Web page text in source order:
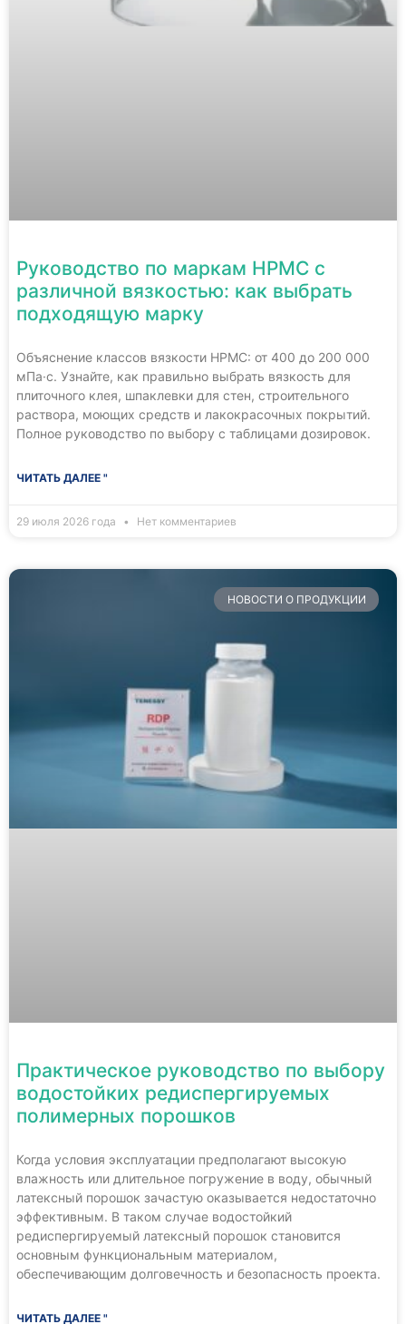
Руководство по маркам HPMC с
различной вязкостью: как выбрать
подходящую марку
Объяснение классов вязкости HPMC: от 400 до 200 000
мПа·с. Узнайте, как правильно выбрать вязкость для
плиточного клея, шпаклевки для стен, строительного
раствора, моющих средств и лакокрасочных покрытий.
Полное руководство по выбору с таблицами дозировок.
ЧИТАТЬ ДАЛЕЕ "
29 июля 2026 года Нет комментариев
НОВОСТИ О ПРОДУКЦИИ
Практическое руководство по выбору
водостойких редиспергируемых
полимерных порошков
Когда условия эксплуатации предполагают высокую
влажность или длительное погружение в воду, обычный
латексный порошок зачастую оказывается недостаточно
эффективным. В таком случае водостойкий
редиспергируемый латексный порошок становится
основным функциональным материалом,
обеспечивающим долговечность и безопасность проекта.
ЧИТАТЬ ДАЛЕЕ "